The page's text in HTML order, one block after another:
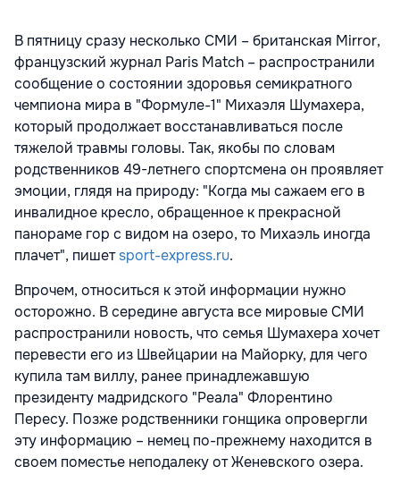
В пятницу сразу несколько СМИ – британская Mirror,
французский журнал Paris Match – распространили
сообщение о состоянии здоровья семикратного
чемпиона мира в "Формуле-1" Михаэля Шумахера,
который продолжает восстанавливаться после
тяжелой травмы головы. Так, якобы по словам
родственников 49-летнего спортсмена он проявляет
эмоции, глядя на природу: "Когда мы сажаем его в
инвалидное кресло, обращенное к прекрасной
панораме гор с видом на озеро, то Михаэль иногда
плачет", пишетsport-express.ru.
Впрочем, относиться к этой информации нужно
осторожно. В середине августа все мировые СМИ
распространили новость, что семья Шумахера хочет
перевести его из Швейцарии на Майорку, для чего
купила там виллу, ранее принадлежавшую
президенту мадридского "Реала" Флорентино
Пересу. Позже родственники гонщика опровергли
эту информацию – немец по-прежнему находится в
своем поместье неподалеку от Женевского озера.